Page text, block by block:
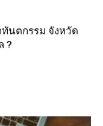
นตกรรม จังหวัด
?